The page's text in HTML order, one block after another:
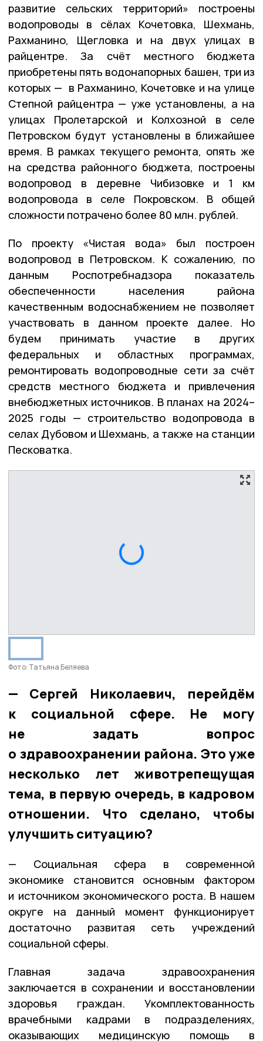
развитие сельских территорий» построены
водопроводы в сёлах Кочетовка, Шехмань,
Рахманино, Щегловка и на двух улицах в
райцентре. За счёт местного бюджета
приобретены пять водонапорных башен, три из
которых — в Рахманино, Кочетовке и на улице
Степной райцентра — уже установлены, а на
улицах Пролетарской и Колхозной в селе
Петровском будут установлены в ближайшее
время. В рамках текущего ремонта, опять же
на средства районного бюджета, построены
водопровод в деревне Чибизовке и 1 км
водопровода в селе Покровском. В общей
сложности потрачено более 80 млн. рублей.
По проекту «Чистая вода» был построен
водопровод в Петровском. К сожалению, по
данным Роспотребнадзора показатель
обеспеченности населения района
качественным водоснабжением не позволяет
участвовать в данном проекте далее. Но
будем принимать участие в других
федеральных и областных программах,
ремонтировать водопроводные сети за счёт
средств местного бюджета и привлечения
внебюджетных источников. В планах на 2024–
2025 годы — строительство водопровода в
селах Дубовом и Шехмань, а также на станции
Песковатка.
Фото: Татьяна Беляева
— Сергей Николаевич, перейдём
к социальной сфере. Не могу
не задать вопрос
о здравоохранении района. Это уже
несколько лет животрепещущая
тема, в первую очередь, в кадровом
отношении. Что сделано, чтобы
улучшить ситуацию?
— Социальная сфера в современной
экономике становится основным фактором
и источником экономического роста. В нашем
округе на данный момент функционирует
достаточно развитая сеть учреждений
социальной сферы.
Главная задача здравоохранения
заключается в сохранении и восстановлении
здоровья граждан. Укомплектованность
врачебными кадрами в подразделениях,
оказывающих медицинскую помощь в